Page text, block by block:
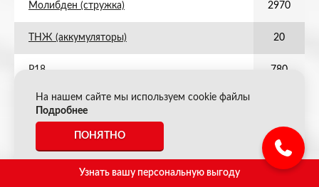
Молибден (стружка) 2970
ТНЖ (аккумуляторы) 20
Р18 780
ВК ТК без наплавок (нов)
870
Х20Н80 (лом) 630
На нашем сайте мы используем cookie файлы
Подробнее
ПОНЯТНО
Узнать вашу персональную выгоду